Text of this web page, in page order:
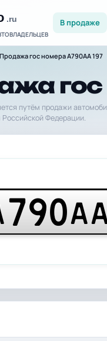
В продаже
Продажа гос номера А790АА 197
путём продажи
Российской Федерации.
790